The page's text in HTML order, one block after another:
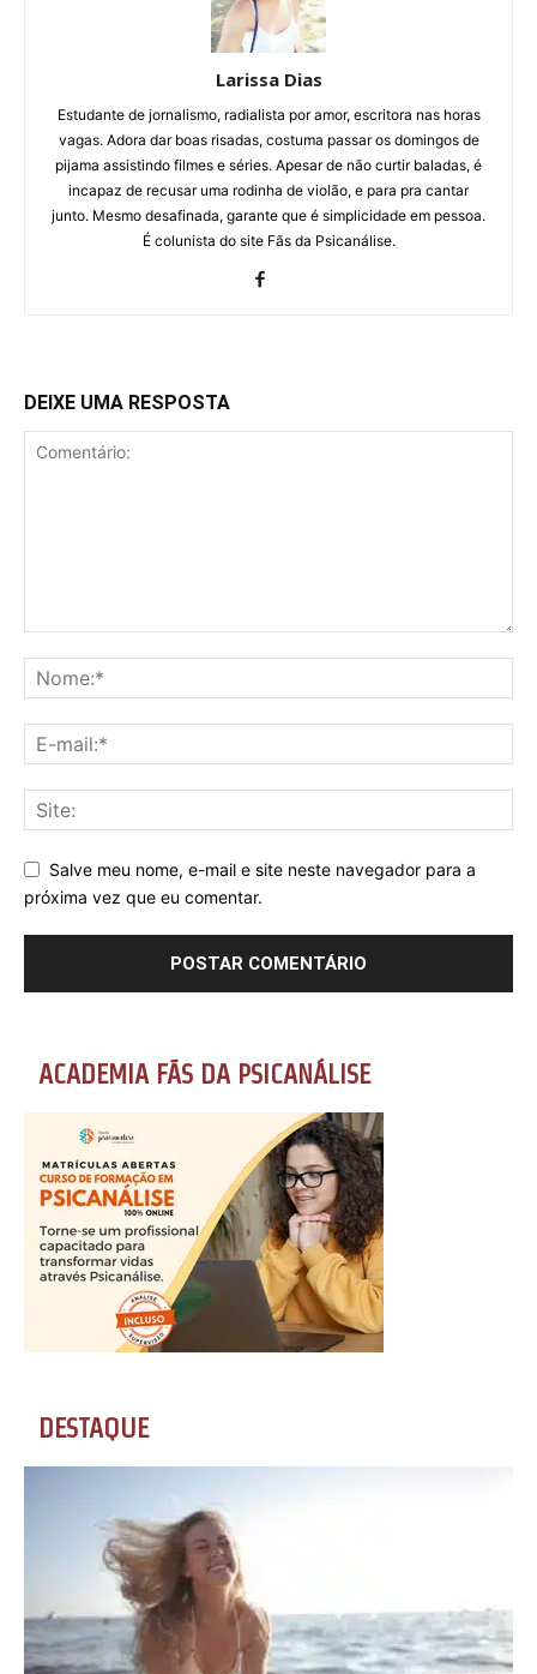
Larissa Dias
Estudante de jornalismo, radialista por amor, escritora nas horas
vagas. Adora dar boas risadas, costuma passar os domingos de
pijama assistindo filmes e séries. Apesar de não curtir baladas, é
incapaz de recusar uma rodinha de violão, e para pra cantar
junto. Mesmo desafinada, garante que é simplicidade em pessoa.
É colunista do site Fãs da Psicanálise.
DEIXE UMA RESPOSTA
Salve meu nome, e-mail e site neste navegador para a
próxima vez que eu comentar.
ACADEMIA FÃS DA PSICANÁLISE
DESTAQUE